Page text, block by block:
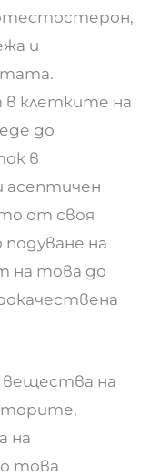
и
клетките на
до
в
асептичен
от своя
на
на това до
вещества на
на
това